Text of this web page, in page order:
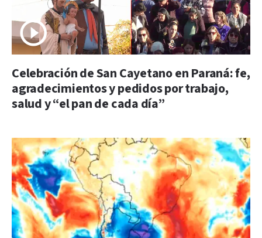
Celebración de San Cayetano en Paraná: fe,
agradecimientos y pedidos por trabajo,
salud y “el pan de cada día”